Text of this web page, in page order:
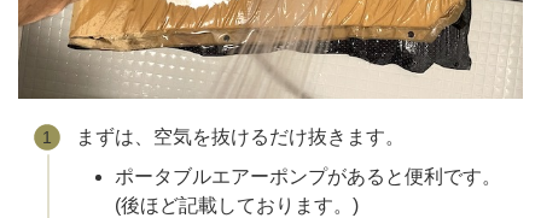
まずは、空気を抜けるだけ抜きます。
ポータブルエアーポンプがあると便利です。
(後ほど記載しております。)